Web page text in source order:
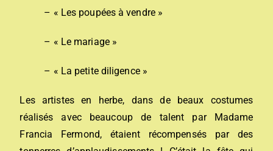
– « Les poupées à vendre »
– « Le mariage »
– « La petite diligence »
Les artistes en herbe, dans de beaux costumes
réalisés avec beaucoup de talent par Madame
Francia Fermond, étaient récompensés par des